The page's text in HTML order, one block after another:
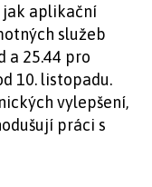
jak aplikační
služeb
a 25.44 pro
10. listopadu.
vylepšení,
práci s